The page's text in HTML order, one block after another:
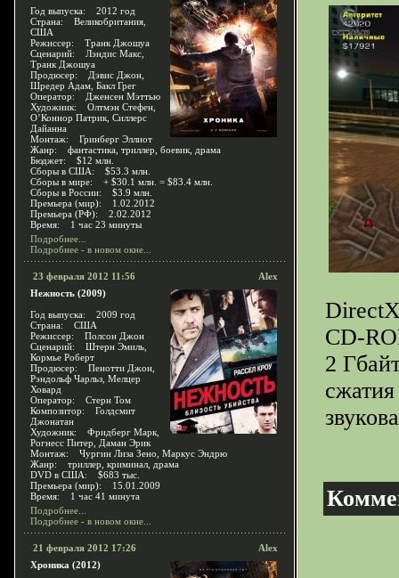
Год выпуска: 2012 год
Страна: Великобритания,
США
Режиссер: Транк Джошуа
Сценарий: Лэндис Макс,
Транк Джошуа
Продюсер: Дэвис Джон,
Шредер Адам, Бакл Грег
Оператор: Дженсен Мэттью
Художник: Олтмэн Стефен,
О’Коннор Патрик, Силлерс
Дайанна
Монтаж: Гринберг Эллиот
Жанр: фантастика, триллер, боевик, драма
Бюджет: $12 млн.
Сборы в США: $53.3 млн.
Сборы в мире: + $30.1 млн. = $83.4 млн.
Сборы в России: $3.9 млн.
Премьера (мир): 1.02.2012
Премьера (РФ): 2.02.2012
Время: 1 час 23 минуты
Подробнее...
Подробнее - в новом окне...
23 февраля 2012 11:56
Alex
Нежность (2009)
Год выпуска: 2009 год
Страна: США
Режиссер: Полсон Джон
Сценарий: Штерн Эмиль,
Кормье Роберт
Продюсер: Пенотти Джон,
Рэндольф Чарльз, Мелцер
Ховард
Оператор: Стерн Том
Композитор: Голдсмит
Джонатан
Художник: Фридберг Марк,
Рогнесс Питер, Даман Эрик
Монтаж: Чургин Лиза Зено, Маркус Эндрю
Жанр: триллер, криминал, драма
DVD в США: $683 тыс.
Премьера (мир): 15.01.2009
Время: 1 час 41 минута
Подробнее...
Подробнее - в новом окне...
21 февраля 2012 17:26
Alex
Хроника (2012)
CD-
2